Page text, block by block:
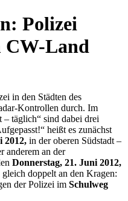
Polizei
Land
in den Städten des
Kontrollen durch. Im
– täglich“ sind dabei drei
heißt es zunächst
2012, in der oberen Südstadt –
anderem an der
Donnerstag, 21. Juni 2012,
doppelt an den Kragen:
der Polizei im Schulweg